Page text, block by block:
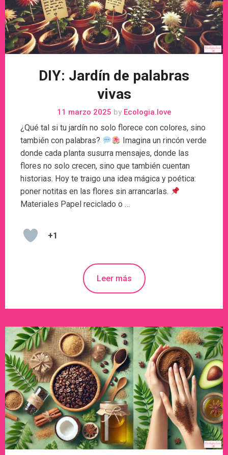
DIY: Jardín de palabras
vivas
11 marzo 2025 byEcologia.love
¿Qué tal si tu jardín no solo florece con colores, sino
también con palabras?
Imagina un rincón verde
donde cada planta susurra mensajes, donde las
flores no solo crecen, sino que también cuentan
historias. Hoy te traigo una idea mágica y poética:
poner notitas en las flores sin arrancarlas.
Materiales Papel reciclado o …
+1
Leer más